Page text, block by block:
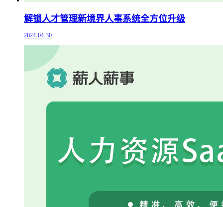
解锁人才管理新境界人事系统全方位升级
2024-04-30